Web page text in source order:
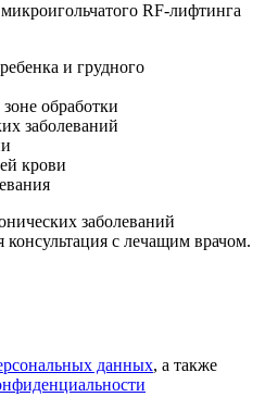
RF-лифтинга
и грудного
обработки
заболеваний
крови
заболеваний
консультация с лечащим врачом.
данных, а также